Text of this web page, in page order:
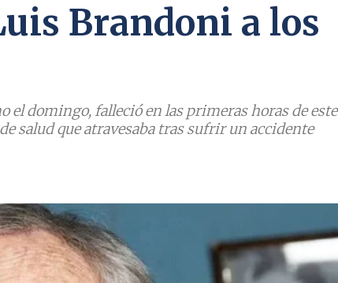
Brandoni a los
el domingo, falleció en las primeras horas de este
salud que atravesaba tras sufrir un accidente